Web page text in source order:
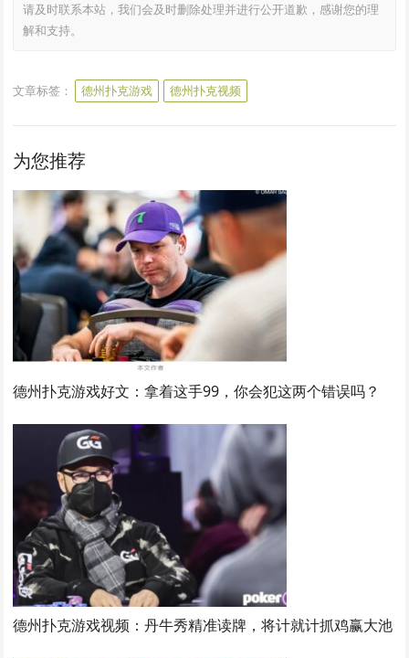
请及时联系本站，我们会及时删除处理并进行公开道歉，感谢您的理
解和支持。
文章标签： 德州扑克游戏 德州扑克视频
为您推荐
德州扑克游戏好文：拿着这手99，你会犯这两个错误吗？
德州扑克游戏视频：丹牛秀精准读牌，将计就计抓鸡赢大池